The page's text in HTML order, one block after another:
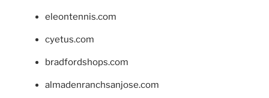
eleontennis.com
cyetus.com
bradfordshops.com
almadenranchsanjose.com